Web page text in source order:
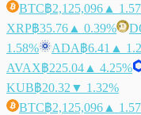
BTC฿2,125,096 ▲
XRP฿35.76 ▲ 0.39%
1.58%
ADA฿6.41 ▲
AVAX฿225.04 ▲ 4.25%
KUB฿20.32 ▼ 1.32%
BTC฿2,125,096 ▲